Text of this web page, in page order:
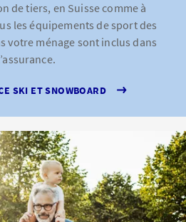
de tiers, en Suisse comme à
les équipements de sport des
votre ménage sont inclus dans
SKI ET SNOWBOARD